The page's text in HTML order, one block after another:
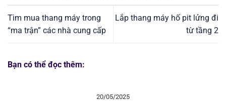
Tìm mua thang máy trong
“ma trận” các nhà cung cấp
Lắp thang máy hố pit lửng đi
từ tầng 2
Bạn có thể đọc thêm:
20/05/2025